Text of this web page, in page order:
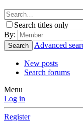
Search titles only
By:
Search Advanced
New posts
Search forums
Menu
Log in
Register